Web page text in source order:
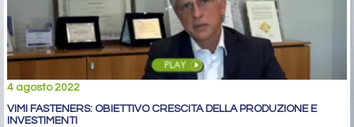
4 agosto 2022
VIMI FASTENERS: OBIETTIVO CRESCITA DELLA PRODUZIONE E
INVESTIMENTI